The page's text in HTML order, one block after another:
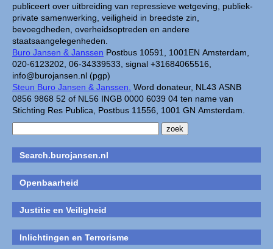
publiceert over uitbreiding van repressieve wetgeving, publiek-
private samenwerking, veiligheid in breedste zin,
bevoegdheden, overheidsoptreden en andere
staatsaangelegenheden.
Buro Jansen & Janssen Postbus 10591, 1001EN Amsterdam,
020-6123202, 06-34339533, signal +31684065516,
info@burojansen.nl (pgp)
Steun Buro Jansen & Janssen. Word donateur, NL43 ASNB
0856 9868 52 of NL56 INGB 0000 6039 04 ten name van
Stichting Res Publica, Postbus 11556, 1001 GN Amsterdam.
Search.burojansen.nl
Openbaarheid
Justitie en Veiligheid
Inlichtingen en Terrorisme